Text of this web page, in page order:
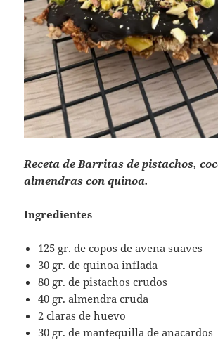
Receta de Barritas de pistachos,
almendras con quinoa.
Ingredientes
125 gr. de copos de avena suaves
30 gr. de quinoa inflada
80 gr. de pistachos crudos
40 gr. almendra cruda
2 claras de huevo
30 gr. de mantequilla de anacardos